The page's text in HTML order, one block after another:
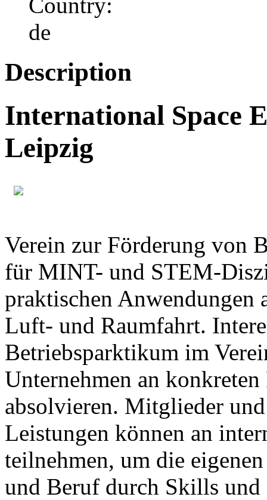
Description
International Space
Leipzig
Verein zur Förderung von
für MINT- und STEM-
praktischen Anwendungen
Luft- und Raumfahrt.
Betriebsparktikum im
Unternehmen an
absolvieren. Mitglieder
Leistungen können an
teilnehmen, um die
und Beruf durch Skills und